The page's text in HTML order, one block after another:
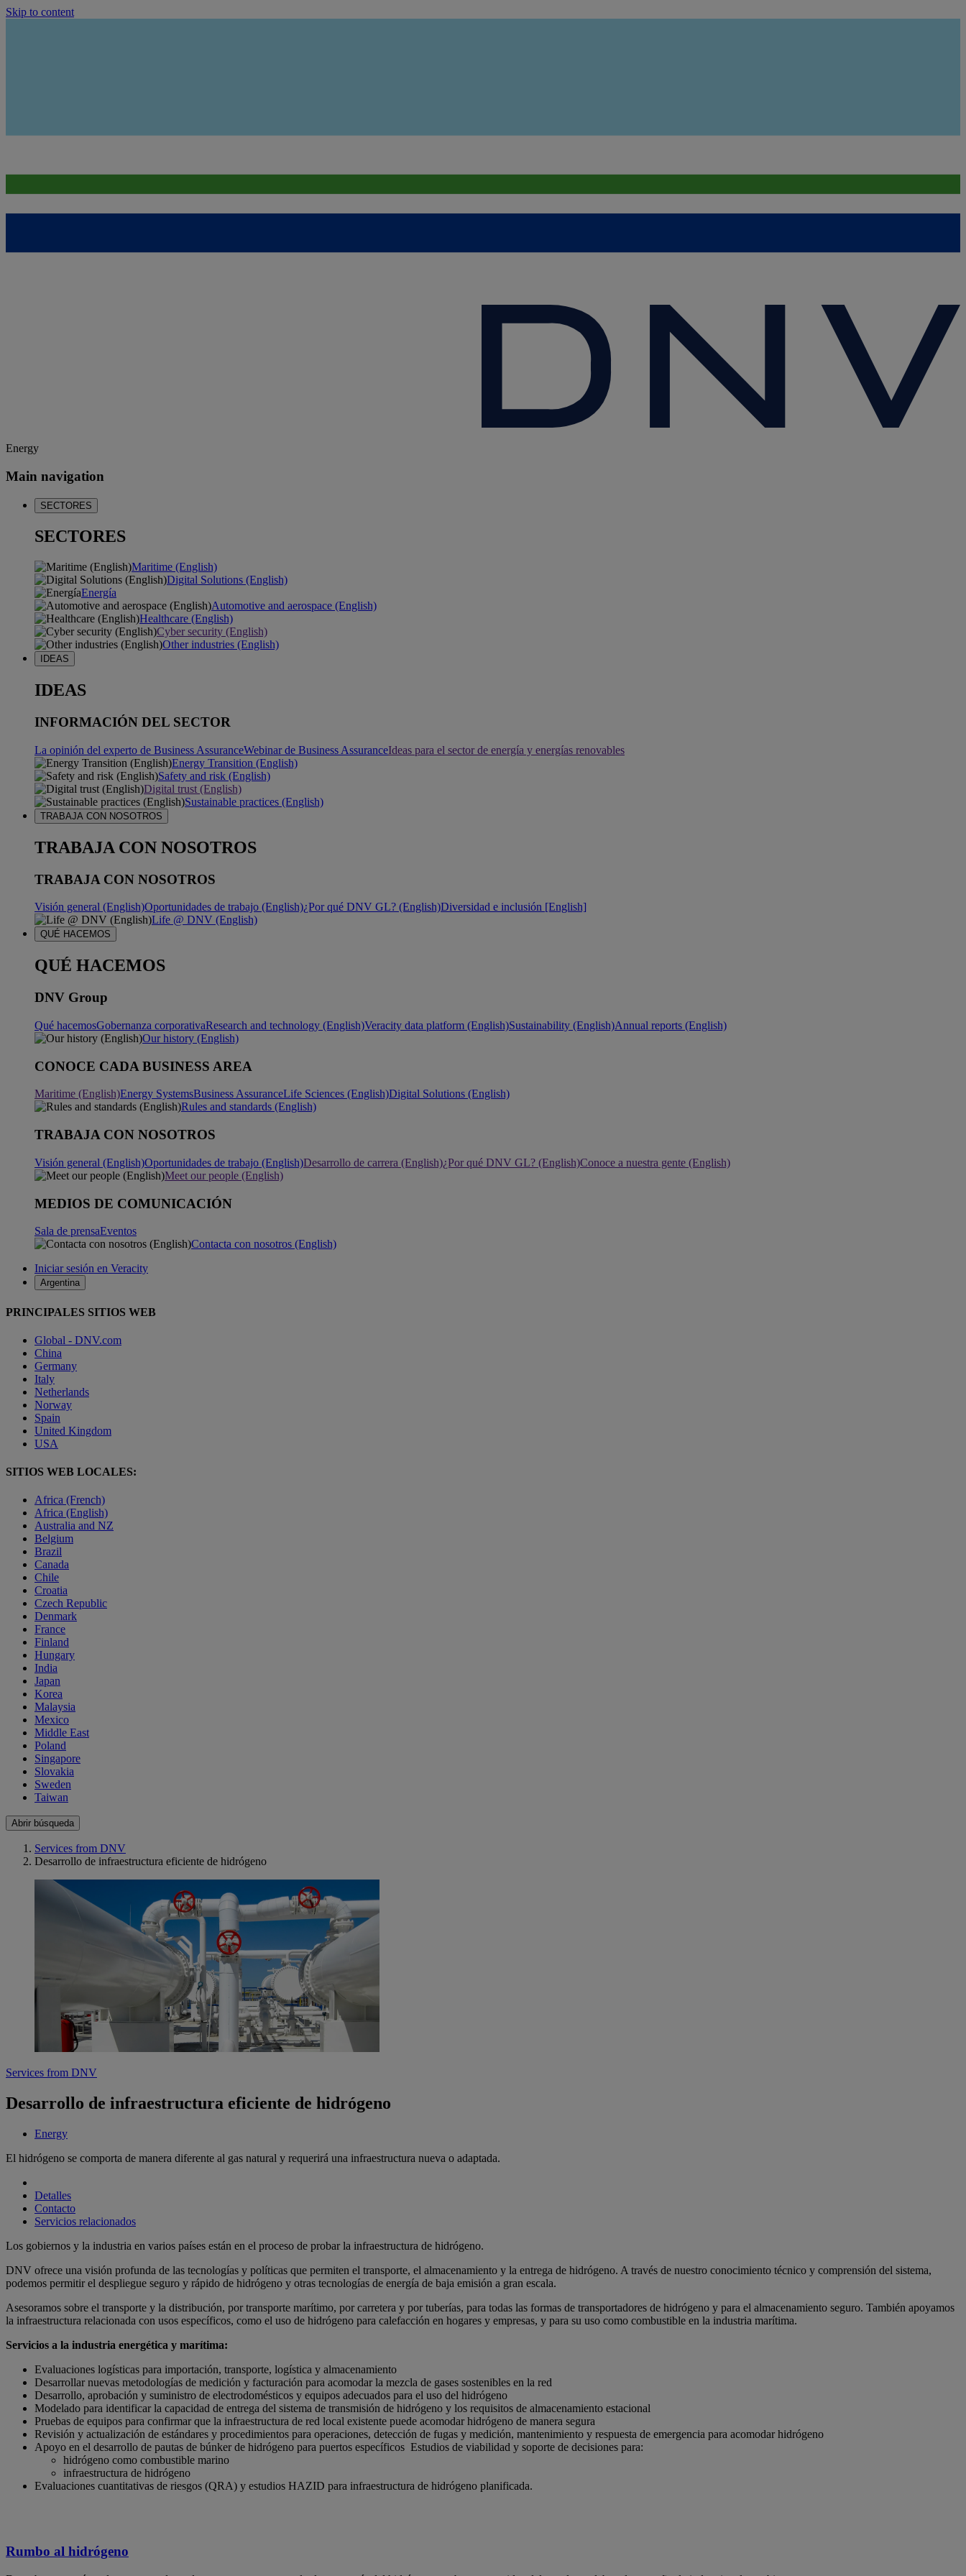
Skip to content
Energy
Main navigation
SECTORES
SECTORES
Maritime (English)
Digital Solutions (English)
Energía
Automotive and aerospace (English)
Healthcare (English)
Cyber security (English)
Other industries (English)
IDEAS
IDEAS
INFORMACIÓN DEL SECTOR
La opinión del experto de Business AssuranceWebinar de Business AssuranceIdeas para el sector de energía y energías renovables
Energy Transition (English)
Safety and risk (English)
Digital trust (English)
Sustainable practices (English)
TRABAJA CON NOSOTROS
TRABAJA CON NOSOTROS
TRABAJA CON NOSOTROS
Visión general (English)Oportunidades de trabajo (English)¿Por qué DNV GL? (English)Diversidad e inclusión [English]
Life @ DNV (English)
QUÉ HACEMOS
QUÉ HACEMOS
DNV Group
Qué hacemosGobernanza corporativaResearch and technology (English)Veracity data platform (English)Sustainability (English)Annual reports (English)
Our history (English)
CONOCE CADA BUSINESS AREA
Maritime (English)Energy SystemsBusiness AssuranceLife Sciences (English)Digital Solutions (English)
Rules and standards (English)
TRABAJA CON NOSOTROS
Visión general (English)Oportunidades de trabajo (English)Desarrollo de carrera (English)¿Por qué DNV GL? (English)Conoce a nuestra gente (English)
Meet our people (English)
MEDIOS DE COMUNICACIÓN
Sala de prensaEventos
Contacta con nosotros (English)
Iniciar sesión en Veracity
Argentina
PRINCIPALES SITIOS WEB
Global - DNV.com
China
Germany
Italy
Netherlands
Norway
Spain
United Kingdom
USA
SITIOS WEB LOCALES:
Africa (French)
Africa (English)
Australia and NZ
Belgium
Brazil
Canada
Chile
Croatia
Czech Republic
Denmark
France
Finland
Hungary
India
Japan
Korea
Malaysia
Mexico
Middle East
Poland
Singapore
Slovakia
Sweden
Taiwan
Abrir búsqueda
Services from DNV
Desarrollo de infraestructura eficiente de hidrógeno
Services from DNV
Desarrollo de infraestructura eficiente de hidrógeno
Energy
El hidrógeno se comporta de manera diferente al gas natural y requerirá una infraestructura nueva o adaptada.
Detalles
Contacto
Servicios relacionados
Los gobiernos y la industria en varios países están en el proceso de probar la infraestructura de hidrógeno.
DNV ofrece una visión profunda de las tecnologías y políticas que permiten el transporte, el almacenamiento y la entrega de hidrógeno. A través de nuestro conocimiento técnico y comprensión del sistema,
podemos permitir el despliegue seguro y rápido de hidrógeno y otras tecnologías de energía de baja emisión a gran escala.
Asesoramos sobre el transporte y la distribución, por transporte marítimo, por carretera y por tuberías, para todas las formas de transportadores de hidrógeno y para el almacenamiento seguro. También apoyamos
la infraestructura relacionada con usos específicos, como el uso de hidrógeno para calefacción en hogares y empresas, y para su uso como combustible en la industria marítima.
Servicios a la industria energética y marítima:
Evaluaciones logísticas para importación, transporte, logística y almacenamiento
Desarrollar nuevas metodologías de medición y facturación para acomodar la mezcla de gases sostenibles en la red
Desarrollo, aprobación y suministro de electrodomésticos y equipos adecuados para el uso del hidrógeno
Modelado para identificar la capacidad de entrega del sistema de transmisión de hidrógeno y los requisitos de almacenamiento estacional
Pruebas de equipos para confirmar que la infraestructura de red local existente puede acomodar hidrógeno de manera segura
Revisión y actualización de estándares y procedimientos para operaciones, detección de fugas y medición, mantenimiento y respuesta de emergencia para acomodar hidrógeno
Apoyo en el desarrollo de pautas de búnker de hidrógeno para puertos específicos Estudios de viabilidad y soporte de decisiones para:
hidrógeno como combustible marino
infraestructura de hidrógeno
Evaluaciones cuantitativas de riesgos (QRA) y estudios HAZID para infraestructura de hidrógeno planificada.
Rumbo al hidrógeno